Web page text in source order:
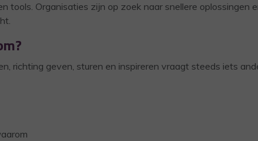
tools. Organisaties zijn op zoek naar snellere oplossingen
richting geven, sturen en inspireren vraagt steeds iets